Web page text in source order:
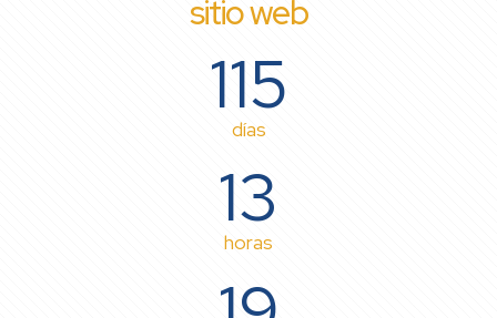
sitio web
115
días
13
horas